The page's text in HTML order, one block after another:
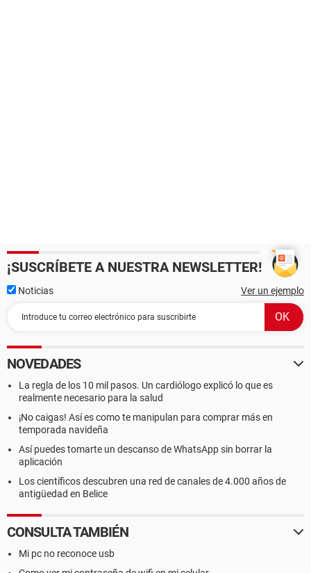
¡SUSCRÍBETE A NUESTRA NEWSLETTER!
Noticias Ver un ejemplo
NOVEDADES
La regla de los 10 mil pasos. Un cardiólogo explicó lo que es
realmente necesario para la salud
¡No caigas! Así es como te manipulan para comprar más en
temporada navideña
Así puedes tomarte un descanso de WhatsApp sin borrar la
aplicación
Los científicos descubren una red de canales de 4.000 años de
antigüedad en Belice
CONSULTA TAMBIÉN
Mi pc no reconoce usb